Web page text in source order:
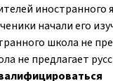
иностранного
начали его
школа не
не предлагает